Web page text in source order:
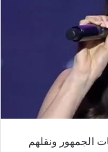
الجمهور ونقلهم